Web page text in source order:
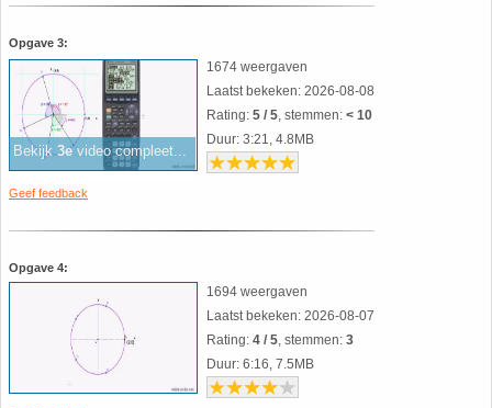
Opgave 3:
Bekijk3evideo compleet...
Geef feedback
1674 weergaven
Laatst bekeken: 2026-08-08
Rating: 5 / 5, stemmen: < 10
Duur: 3:21, 4.8MB
Opgave 4:
1694 weergaven
Laatst bekeken: 2026-08-07
Rating: 4 / 5, stemmen: 3
Duur: 6:16, 7.5MB
berekeningen
VWO
(Nog geen toetsen)
18. Matrices
19. Omtrek cirkel
20. Oppervlakte cilinder
22. Oppervlakte driehoek
23. Oppervlakte kegel
24. Oppervlakte parallellogram